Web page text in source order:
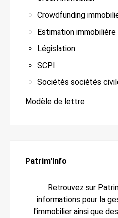
Crowdfunding
Estimation immobilière
Législation
SCPI
Sociétés sociétés
Modèle de lettre
Patrim'Info
Retrouvez sur
informations pour la
l'immobilier ainsi que